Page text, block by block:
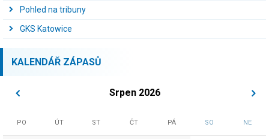
Pohled na tribuny
GKS Katowice
KALENDÁŘ ZÁPASŮ
Srpen 2026
PO ÚT ST ČT PÁ SO NE